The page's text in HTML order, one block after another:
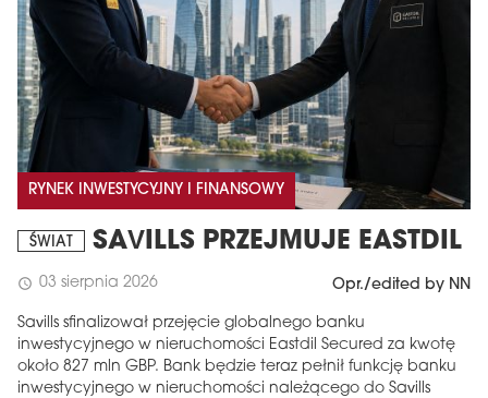
RYNEK INWESTYCYJNY I FINANSOWY
ŚWIAT SAVILLS PRZEJMUJE EASTDIL
schedule 03 sierpnia 2026 Opr./edited by NN
Savills sfinalizował przejęcie globalnego banku
inwestycyjnego w nieruchomości Eastdil Secured za kwotę
około 827 mln GBP. Bank będzie teraz pełnił funkcję banku
inwestycyjnego w nieruchomości należącego do Savills